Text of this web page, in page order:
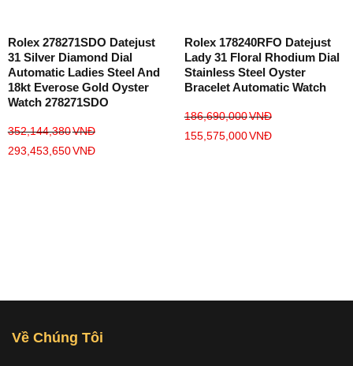
Rolex 278271SDO Datejust
31 Silver Diamond Dial
Automatic Ladies Steel And
18kt Everose Gold Oyster
Watch 278271SDO
352,144,380VNĐ
293,453,650VNĐ
Rolex 178240RFO Datejust
Lady 31 Floral Rhodium Dial
Stainless Steel Oyster
Bracelet Automatic Watch
186,690,000VNĐ
155,575,000VNĐ
Về Chúng Tôi